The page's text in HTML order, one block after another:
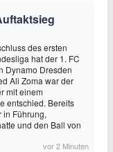
des ersten
hat der 1. FC
Dynamo Dresden
Ali Zoma war der
mit einem
entschied. Bereits
in Führung,
und den Ball von
vor 2 Minuten